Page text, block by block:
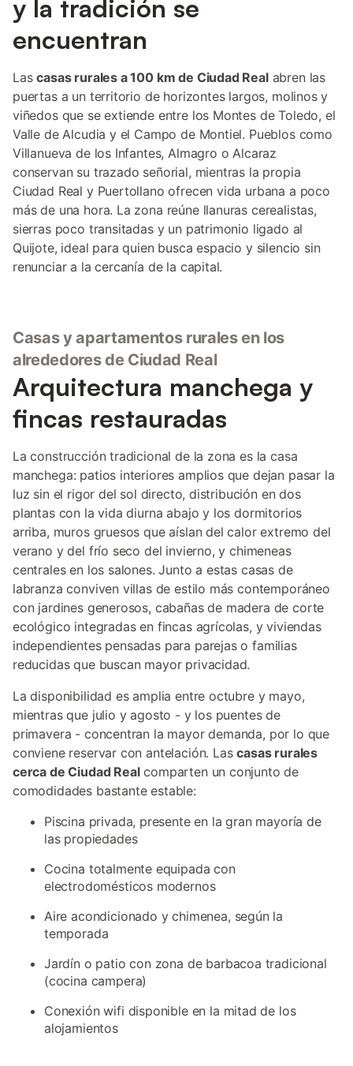
y la tradición se
encuentran
Lascasas rurales a 100 km de Ciudad Realabren las
puertas a un territorio de horizontes largos, molinos y
viñedos que se extiende entre los Montes de Toledo, el
Valle de Alcudia y el Campo de Montiel. Pueblos como
Villanueva de los Infantes, Almagro o Alcaraz
conservan su trazado señorial, mientras la propia
Ciudad Real y Puertollano ofrecen vida urbana a poco
más de una hora. La zona reúne llanuras cerealistas,
sierras poco transitadas y un patrimonio ligado al
Quijote, ideal para quien busca espacio y silencio sin
renunciar a la cercanía de la capital.
Casas y apartamentos rurales en los
alrededores de Ciudad Real
Arquitectura manchega y
fincas restauradas
La construcción tradicional de la zona es la casa
manchega: patios interiores amplios que dejan pasar la
luz sin el rigor del sol directo, distribución en dos
plantas con la vida diurna abajo y los dormitorios
arriba, muros gruesos que aíslan del calor extremo del
verano y del frío seco del invierno, y chimeneas
centrales en los salones. Junto a estas casas de
labranza conviven villas de estilo más contemporáneo
con jardines generosos, cabañas de madera de corte
ecológico integradas en fincas agrícolas, y viviendas
independientes pensadas para parejas o familias
reducidas que buscan mayor privacidad.
La disponibilidad es amplia entre octubre y mayo,
mientras que julio y agosto - y los puentes de
primavera - concentran la mayor demanda, por lo que
conviene reservar con antelación. Lascasas rurales
cerca de Ciudad Realcomparten un conjunto de
comodidades bastante estable:
Piscina privada, presente en la gran mayoría de
las propiedades
Cocina totalmente equipada con
electrodomésticos modernos
Aire acondicionado y chimenea, según la
temporada
Jardín o patio con zona de barbacoa tradicional
(cocina campera)
Conexión wifi disponible en la mitad de los
alojamientos